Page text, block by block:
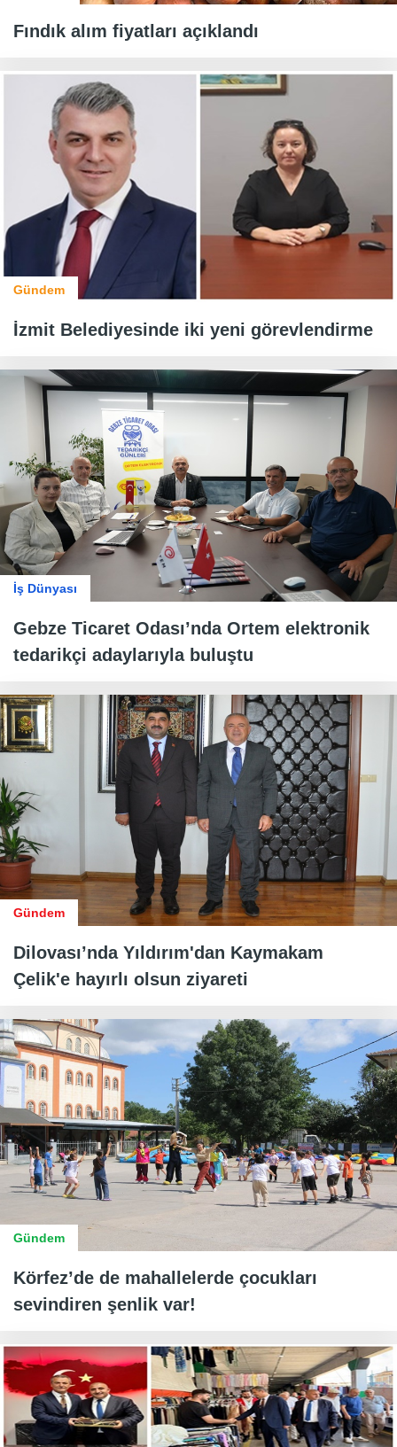
Fındık alım fiyatları açıklandı
Gündem
İzmit Belediyesinde iki yeni görevlendirme
İş Dünyası
Gebze Ticaret Odası’nda Ortem elektronik
tedarikçi adaylarıyla buluştu
Gündem
Dilovası’nda Yıldırım'dan Kaymakam
Çelik'e hayırlı olsun ziyareti
Gündem
Körfez’de de mahallelerde çocukları
sevindiren şenlik var!